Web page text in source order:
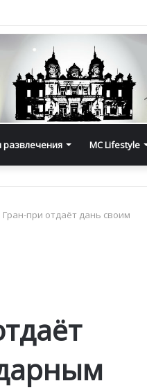
развлечения MC Lifestyle
при отдаёт дань своим